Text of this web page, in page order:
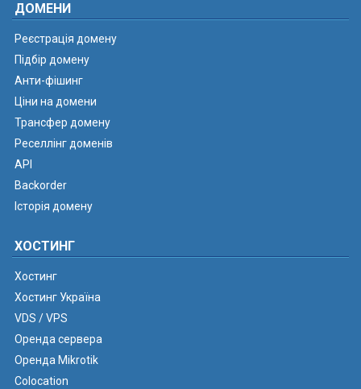
ДОМЕНИ
Реєстрація домену
Підбір домену
Анти-фішинг
Ціни на домени
Трансфер домену
Реселлінг доменів
API
Backorder
Історія домену
ХОСТИНГ
Хостинг
Хостинг Україна
VDS / VPS
Оренда сервера
Оренда Mikrotik
Colocation